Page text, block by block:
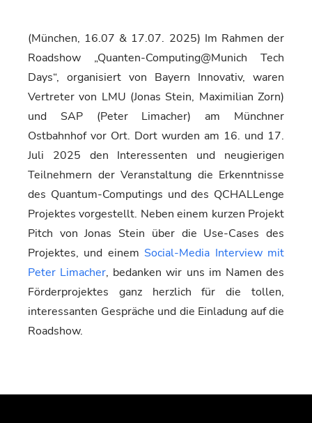
(München, 16.07 & 17.07. 2025) Im Rahmen der
Roadshow „Quanten-Computing@Munich Tech
Days“, organisiert von Bayern Innovativ, waren
Vertreter von LMU (Jonas Stein, Maximilian Zorn)
und SAP (Peter Limacher) am Münchner
Ostbahnhof vor Ort. Dort wurden am 16. und 17.
Juli 2025 den Interessenten und neugierigen
Teilnehmern der Veranstaltung die Erkenntnisse
des Quantum-Computings und des QCHALLenge
Projektes vorgestellt. Neben einem kurzen Projekt
Pitch von Jonas Stein über die Use-Cases des
Projektes, und einem Social-Media Interview mit
Peter Limacher, bedanken wir uns im Namen des
Förderprojektes ganz herzlich für die tollen,
interessanten Gespräche und die Einladung auf die
Roadshow.